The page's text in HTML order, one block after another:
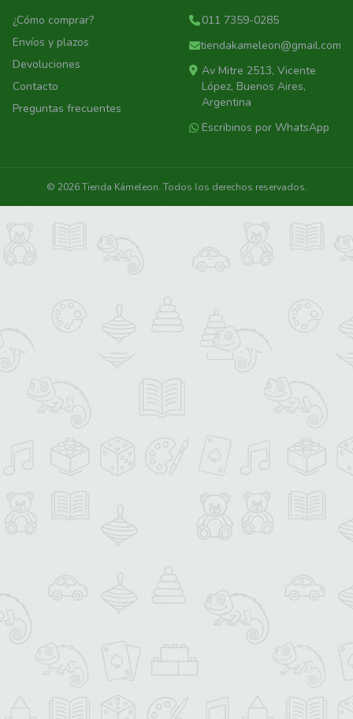
¿Cómo comprar?
Envíos y plazos
Devoluciones
Contacto
Preguntas frecuentes
011 7359-0285
tiendakameleon@gmail.com
Av Mitre 2513, Vicente
López, Buenos Aires,
Argentina
Escribinos por WhatsApp
© 2026 Tienda Kámeleon. Todos los derechos reservados.